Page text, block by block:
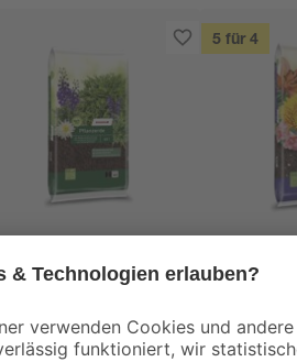
99
5 für 4
toom
50 l
99